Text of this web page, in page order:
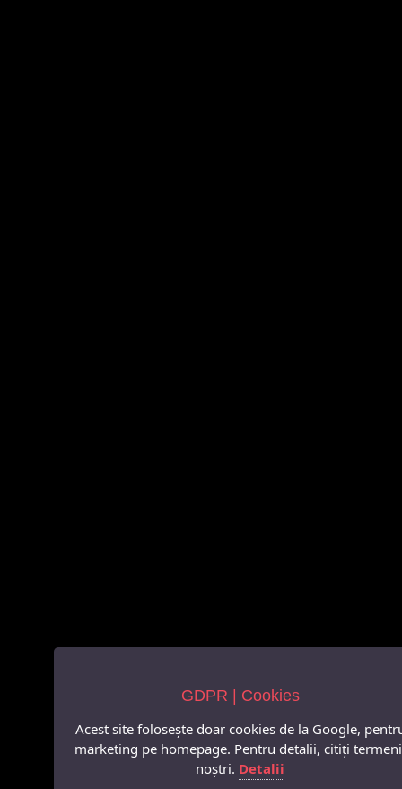
GDPR | Cookies
Acest site folosește doar cookies de la Google,
marketing pe homepage. Pentru detalii, citiți
noștri. Detalii